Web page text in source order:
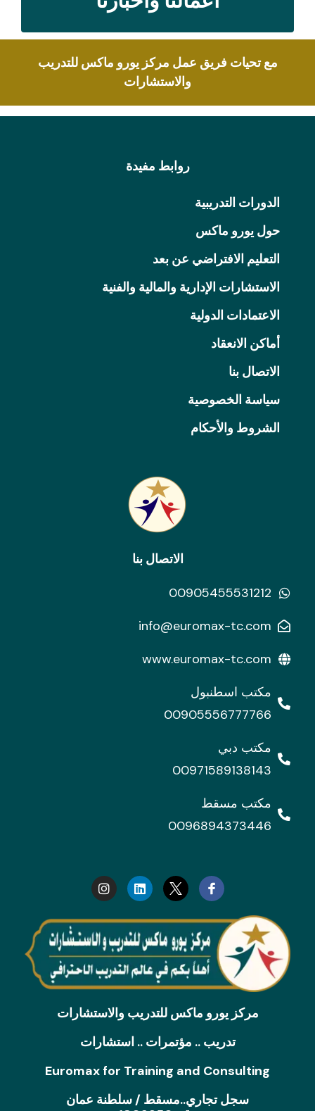
مع تحيات فريق عمل مركز يورو ماكس للتدريب
والاستشارات
روابط مفيدة
الدورات التدريبية
حول يورو ماكس
التعليم الافتراضي عن بعد
الاستشارات الإدارية والمالية والفنية
الاعتمادات الدولية
أماكن الانعقاد
الاتصال بنا
سياسة الخصوصية
الشروط والأحكام
الاتصال بنا
00905455531212
info@euromax-tc.com
www.euromax-tc.com
مكتب اسطنبول
00905556777766
مكتب دبي
00971589138143
مكتب مسقط
0096894373446
n
k
d
i
n
s
t
g
r
a
m
مركز يورو ماكس للتدريب والاستشارات
تدريب .. مؤتمرات .. استشارات
Euromax for Training and Consulting
سجل تجاري..مسقط / سلطنة عمان